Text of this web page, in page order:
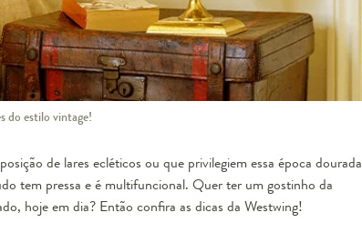
do estilo vintage!
de lares ecléticos ou que privilegiem essa época dourada
tem pressa e é multifuncional. Quer ter um gostinho da
hoje em dia? Então confira as dicas da Westwing!